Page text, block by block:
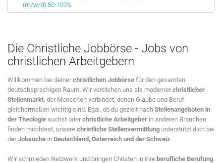
(m/w/d) 80-100%
Die Christliche Jobbörse - Jobs von
christlichen Arbeitgebern
Willkommen bei deinerchristlichen Jobbörse für den gesamten
deutschsprachigen Raum. Wir verstehen uns als modernerchristlicher
Stellenmarkt , der Menschen verbindet, denen Glaube und Beruf
gleichermaßen wichtig sind. Egal, ob du gezielt nach Stellenangeboten in
der Theologie suchst oderchristliche Arbeitgeber in anderen Branchen
finden möchtest, unsere christliche Stellenvermittlung unterstützt dich bei
derJobsuche in Deutschland, Österreich und der Schweiz.
Wir schmieden Netzwerk und bringen Christen in ihre berufliche Berufung.